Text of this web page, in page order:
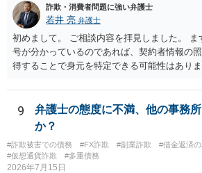
詐欺・消費者問題に強い弁護士
若井 亮 弁護士
初めまして。 ご相談内容を拝見しました。 ま
号が分かっているのであれば、契約者情報の
得することで身元を特定できる可能性はあり
ろです。 LINEについても、詐欺の事案であれ
りますが、携帯電話の番号を経由する方法よ
を特定した後は、返金の理屈があるかどうか
本的に贈与に該当する場合には返金請求がで
当方に返金の理屈があるかどうかを確認して
た金額について、裏付けがあるかどうかも精
9
弁護士の態度に不満、他の事務
か？
#詐欺被害での債務 #FX詐欺 #副業詐欺
#借金返済
#仮想通貨詐欺
#多重債務
2026年7月15日